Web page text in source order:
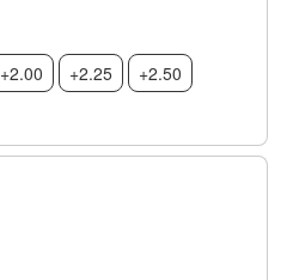
+2.00 +2.25
+2.50